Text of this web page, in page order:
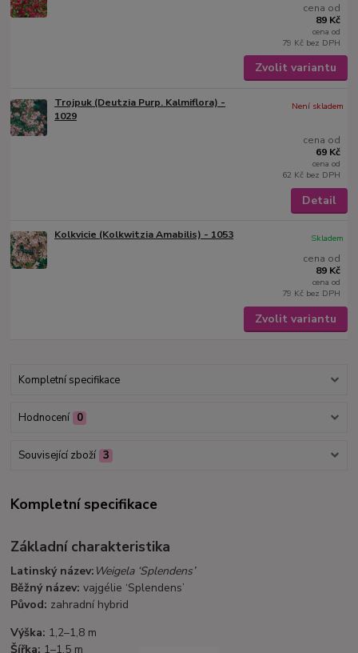
cena od
89 Kč
cena od
79 Kč bez DPH
Zvolit variantu
Trojpuk (Deutzia Purp. Kalmiflora) -
1029
cena od
69 Kč
cena od
62 Kč bez DPH
Není skladem
Detail
Kolkvicie (Kolkwitzia Amabilis) - 1053
cena od
89 Kč
cena od
79 Kč bez DPH
Skladem
Zvolit variantu
Kompletní specifikace
Hodnocení 0
Související zboží 3
Kompletní specifikace
Základní charakteristika
Latinský název: Weigela ‘Splendens’
Běžný název: vajgélie ‘Splendens’
Původ: zahradní hybrid
Výška: 1,2–1,8 m
Šířka: 1–1,5 m